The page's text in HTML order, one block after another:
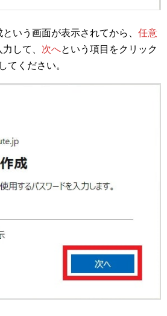
いう画面が表示されてから、 任意
力して、 次へという項目をクリック
してください。